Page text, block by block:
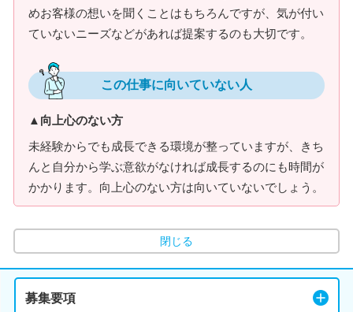
めお客様の想いを聞くことはもちろんですが、気が付い
ていないニーズなどがあれば提案するのも大切です。
この仕事に向いていない人
▲向上心のない方
未経験からでも成長できる環境が整っていますが、きち
んと自分から学ぶ意欲がなければ成長するのにも時間が
かかります。向上心のない方は向いていないでしょう。
閉じる
募集要項